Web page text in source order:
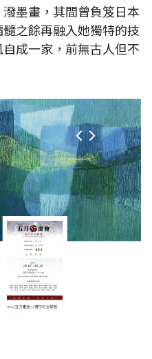
墨畫，其間曾負笈日本
之餘再融入她獨特的技
成一家，前無古人但不